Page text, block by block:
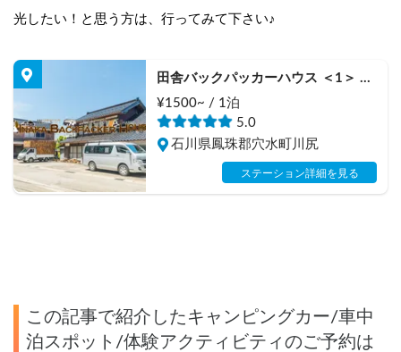
光したい！と思う方は、行ってみて下さい♪
田舎バックパッカーハウス ＜1＞
“住める駐車場”＆長期滞在可能な車
中泊スポット
¥1500~ / 1泊
5.0
石川県鳳珠郡穴水町川尻
ステーション詳細を見る
この記事で紹介したキャンピングカー/車中
泊スポット/体験アクティビティのご予約は